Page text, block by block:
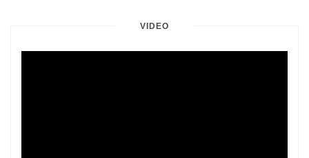
VIDEO